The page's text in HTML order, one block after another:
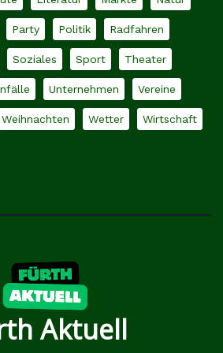
Party Politik Radfahren
Soziales Sport Theater
Unternehmen Vereine
Weihnachten Wetter Wirtschaft
Aktuell